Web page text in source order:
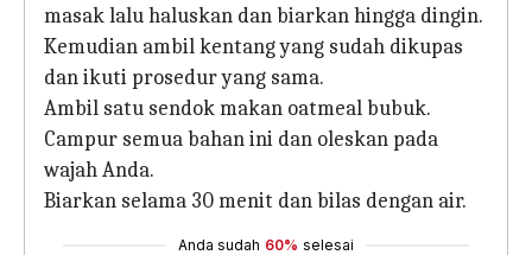
masak lalu haluskan dan biarkan hingga dingin.
Kemudian ambil kentang yang sudah dikupas
dan ikuti prosedur yang sama.
Ambil satu sendok makan oatmeal bubuk.
Campur semua bahan ini dan oleskan pada
wajah Anda.
Biarkan selama 30 menit dan bilas dengan air.
Anda sudah 60% selesai